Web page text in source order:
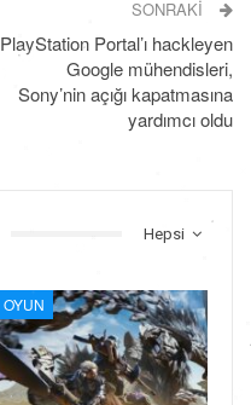
SONRAKI
PlayStation Portal’ı hackleyen
Google mühendisleri,
Sony’nin açığı kapatmasına
yardımcı oldu
Hepsi
OYUN